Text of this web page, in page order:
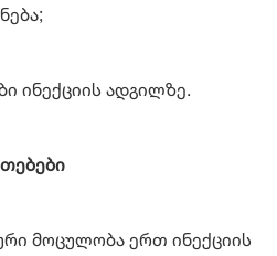
ინექციის ადგილზე.
მოცულობა ერთ ინექციის